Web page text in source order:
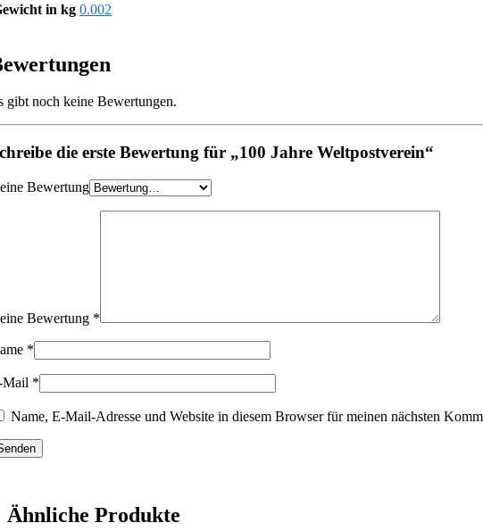
in kg 0.002
gibt noch keine Bewertungen.
die erste Bewertung für „100 Jahre Weltpostverein“
Bewertung
Bewertung *
*
Mail *
Name, E-Mail-Adresse und Website in diesem Browser für meinen nächsten
Ähnliche Produkte